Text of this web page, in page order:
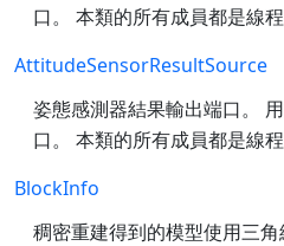
口。 本類的所有成員都是線程
AttitudeSensorResultSource
姿態感測器結果輸出端口。
口。 本類的所有成員都是線程
BlockInfo
稠密重建得到的模型使用三